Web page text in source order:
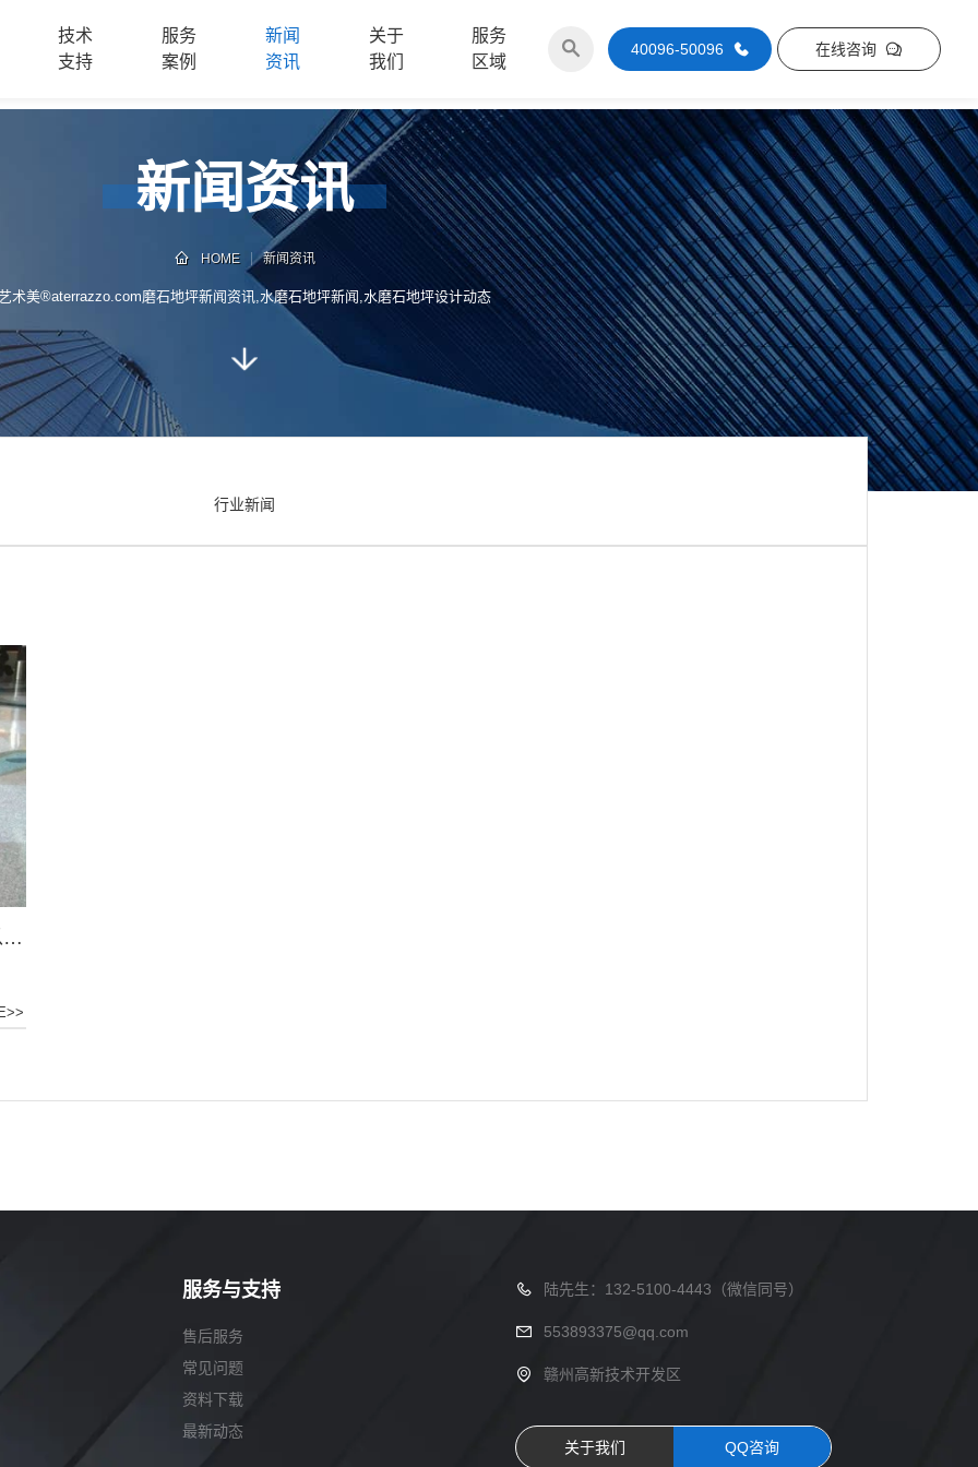
技术
支持
服务
案例
新闻
资讯
关于
我们
服务
区域
40096-50096 在线咨询
新闻资讯
HOME 新闻资讯
术美®aterrazzo.com磨石地坪新闻资讯,水磨石地坪新闻,水磨石地坪设计动态
行业新闻
赣州艺术美®环氧磨石地坪—一种你可以触摸到的美。
服务与支持
售后服务
常见问题
资料下载
最新动态
陆先生：132-5100-4443（微信同号）
553893375@qq.com
赣州高新技术开发区
关于我们 QQ咨询